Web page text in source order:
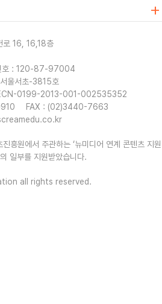
로 16, 16,18층
호 : 120-87-97004
울서초-3815호
ECN-0199-2013-001-002535352
FAX : (02)3440-7663
흥원에서 주관하는 ‘뉴미디어 연계 콘텐츠 지
일부를 지원받았습니다.
all rights reserved.